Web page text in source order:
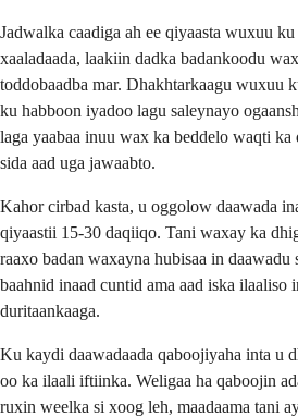
Jadwalka caadiga ah ee qiyaasta wuxuu
xaaladaada, laakiin dadka badankoodu
toddobaadba mar. Dhakhtarkaagu wuxuu
ku habboon iyadoo lagu saleynayo
laga yaabaa inuu wax ka beddelo waqti
sida aad uga jawaabto.
Kahor cirbad kasta, u oggolow daawada
qiyaastii 15-30 daqiiqo. Tani waxay ka
raaxo badan waxayna hubisaa in daawadu
baahnid inaad cuntid ama aad iska ilaaliso
duritaankaaga.
Ku kaydi daawadaada qaboojiyaha inta u
oo ka ilaali iftiinka. Weligaa ha qaboojin
ruxin weelka si xoog leh, maadaama tani